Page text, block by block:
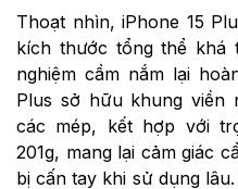
Thoạt nhìn, iPhone 15
kích thước tổng thể khá
nghiệm cầm nắm lại
Plus sở hữu khung viền
các mép, kết hợp với
201g, mang lại cảm giác
bị cấn tay khi sử dụng